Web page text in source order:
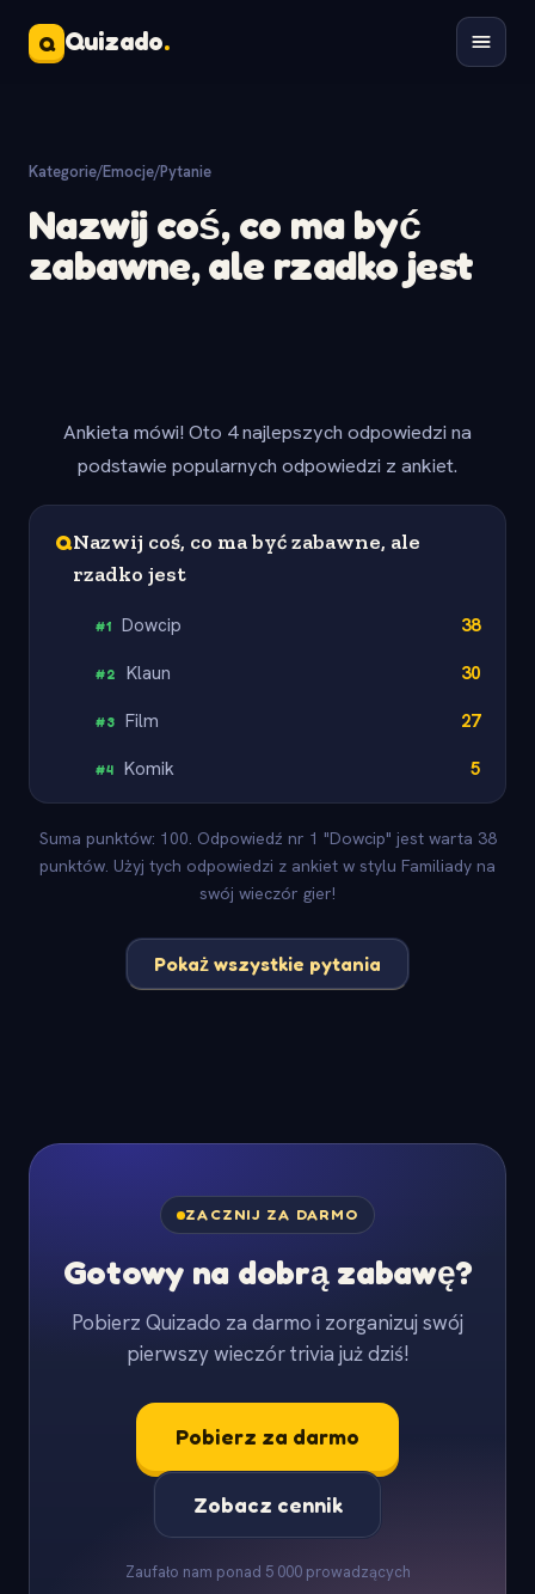
Q Quizado.
Kategorie/Emocje/Pytanie
Nazwij coś, co ma być
zabawne, ale rzadko jest
Ankieta mówi! Oto 4 najlepszych odpowiedzi na
podstawie popularnych odpowiedzi z ankiet.
QNazwij coś, co ma być zabawne, ale
rzadko jest
#1 Dowcip 38
#2 Klaun 30
#3 Film 27
#4 Komik 5
Suma punktów: 100. Odpowiedź nr 1 "Dowcip" jest warta 38
punktów. Użyj tych odpowiedzi z ankiet w stylu Familiady na
swój wieczór gier!
Pokaż wszystkie pytania
ZACZNIJ ZA DARMO
Gotowy na dobrą zabawę?
Pobierz Quizado za darmo i zorganizuj swój
pierwszy wieczór trivia już dziś!
Pobierz za darmo
Zobacz cennik
Zaufało nam ponad 5 000 prowadzących